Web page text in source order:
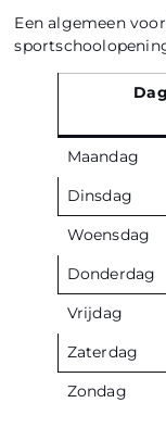
Een algemeen
Dag
Maandag
Dinsdag
Woensdag
Donderdag
Vrijdag
Zaterdag
Zondag